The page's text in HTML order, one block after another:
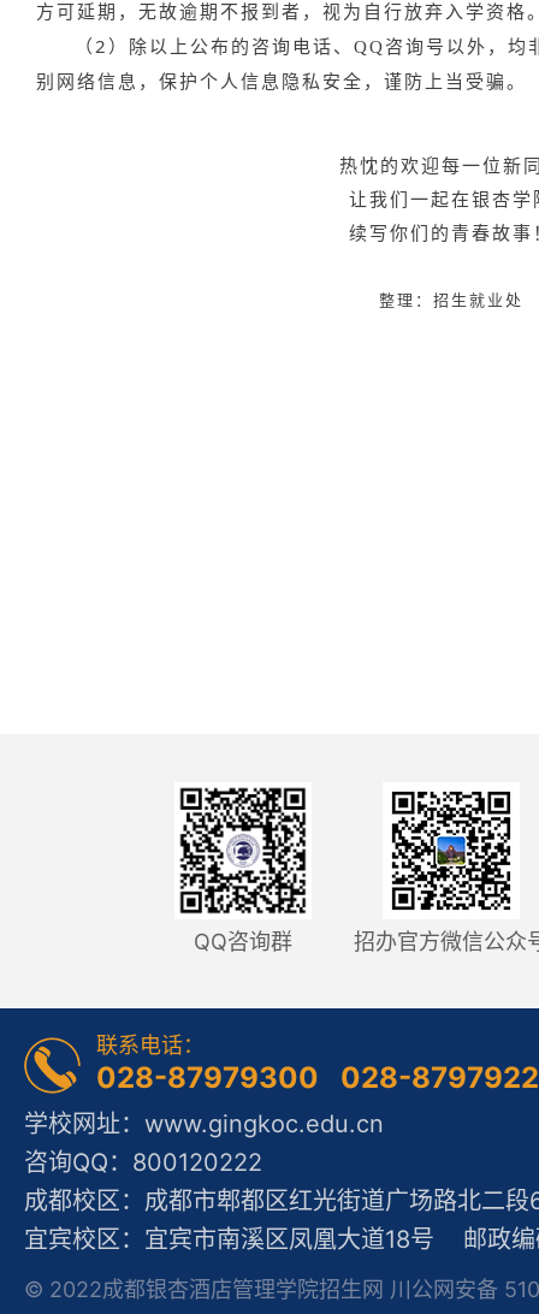
方可延期，无故逾期不报到者，视为自行放弃入学资格
（2）
除以上公布的咨询电话、QQ咨询号以外，
别网络信息，保护个人信息隐私安全，谨防上当受骗。
热忱的欢迎每一位新
让我们一起在银杏学
续写你们的青春故事
整理：招生就业处
QQ咨询群 招办官方微信公众
联系电话：
028-87979300 028-
学校网址：www.gingkoc.edu.cn
咨询QQ：800120222
成都校区：成都市郫都区红光街道广场路北二
宜宾校区：宜宾市南溪区凤凰大道18号 邮政
© 2022成都银杏酒店管理学院招生网 川公网安备